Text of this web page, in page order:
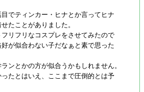
でティンカー・ヒナとか言ってヒナ
たことがありました。
リフリなコスプレをさせてみたので
が似合わない子だなぁと素で思った
ンとかの方が似合うかもしれません。
たとはいえ、ここまで圧倒的とは予